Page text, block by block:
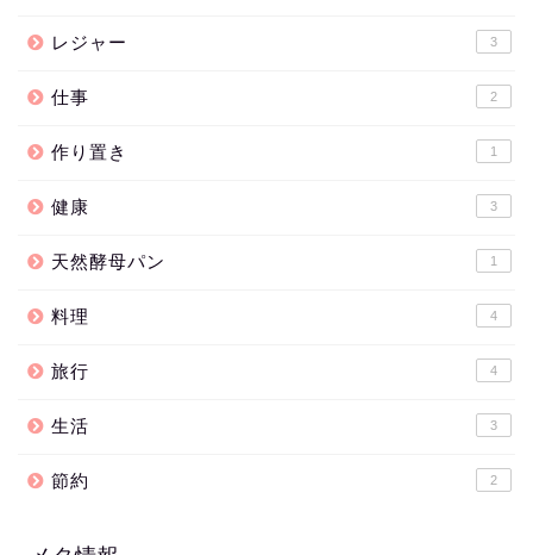
レジャー 3
仕事 2
作り置き 1
健康 3
天然酵母パン 1
料理 4
旅行 4
生活 3
節約 2